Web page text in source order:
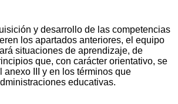
y desarrollo de las competencias
los apartados anteriores, el equipo
situaciones de aprendizaje, de
que, con carácter orientativo, se
anexo III y en los términos que
educativas.